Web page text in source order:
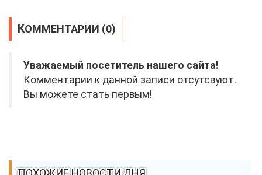
КОММЕНТАРИИ (0)
Уважаемый посетитель нашего сайта!
Комментарии к данной записи отсутсвуют.
Вы можете стать первым!